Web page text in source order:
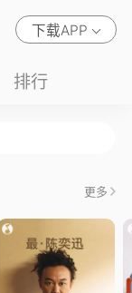
下载APP
排行
更多